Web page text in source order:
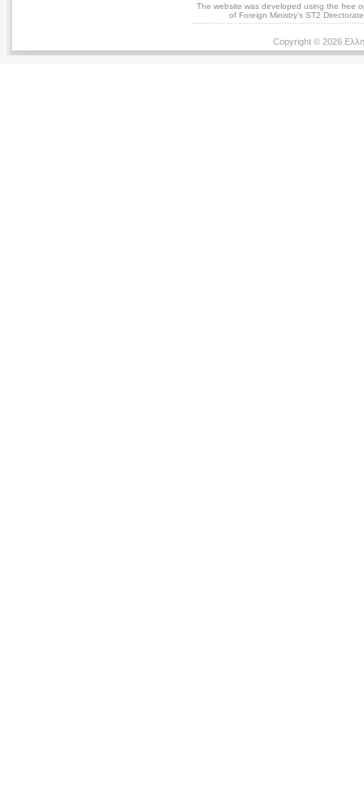
The website was developed using the free
of Foreign Ministry's ST2
Copyright © 2026